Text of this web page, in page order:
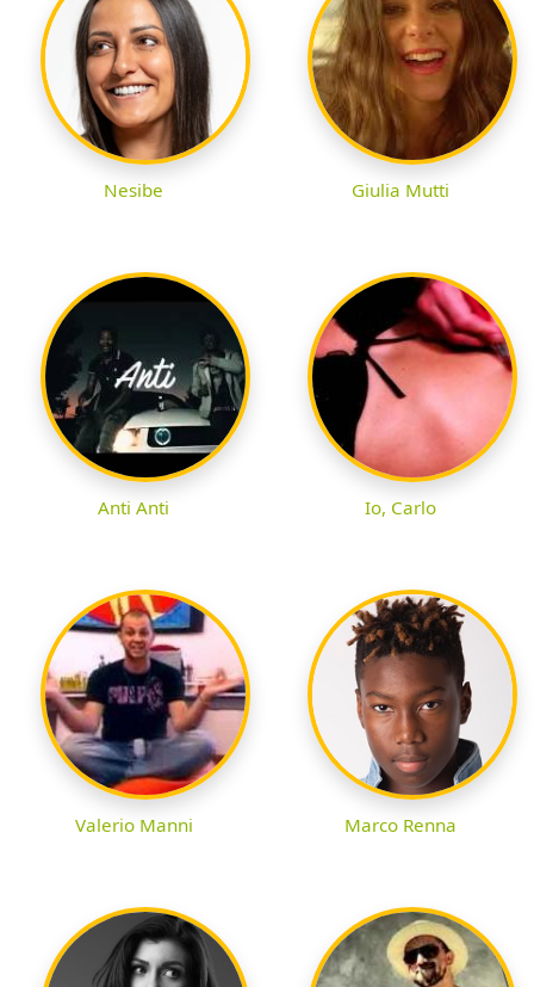
Nesibe Giulia Mutti
Anti Anti Io, Carlo
Valerio Manni Marco Renna